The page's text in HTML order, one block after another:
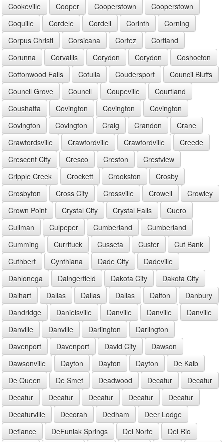
Cookeville
Cooper Cooperstown
Cooperstown
Coquille
Cordele Cordell Corinth
Corning
Corpus Christi
Corsicana Cortez
Cortland
Corunna
Corvallis Corydon Corydon
Coshocton
Cottonwood Falls
Cotulla Coudersport
Council Bluffs
Council Grove
Council Coupeville
Courtland
Coushatta
Covington Covington
Covington
Covington
Covington Craig Crandon
Crane
Crawfordsville
Crawfordville Crawfordville
Creede
Crescent City
Cresco Creston
Crestview
Cripple Creek
Crockett Crookston
Crosby
Crosbyton
Cross City Crossville Crowell
Crowley
Crown Point
Crystal City Crystal Falls
Cuero
Cullman
Culpeper Cumberland
Cumberland
Cumming
Currituck Cusseta Custer
Cut Bank
Cuthbert
Cynthiana Dade City
Dadeville
Dahlonega
Daingerfield Dakota City
Dakota City
Dalhart
Dallas Dallas Dallas Dalton
Danbury
Dandridge
Danielsville Danville Danville
Danville
Danville
Danville Darlington
Darlington
Davenport
Davenport David City
Dawson
Dawsonville
Dayton Dayton Dayton
De Kalb
De Queen
De Smet Deadwood Decatur
Decatur
Decatur
Decatur Decatur Decatur
Decatur
Decaturville
Decorah Dedham
Deer Lodge
Defiance
DeFuniak Springs Del Norte
Del Rio